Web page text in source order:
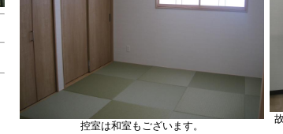
控室は和室もございます。